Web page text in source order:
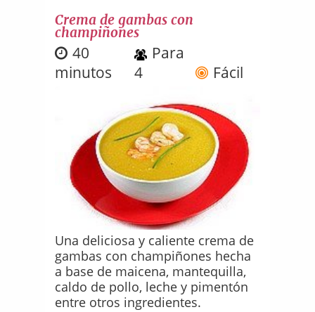
Crema de gambas con
champiñones
40
minutos
Para
4
Fácil
Una deliciosa y caliente crema de
gambas con champiñones hecha
a base de maicena, mantequilla,
caldo de pollo, leche y pimentón
entre otros ingredientes.